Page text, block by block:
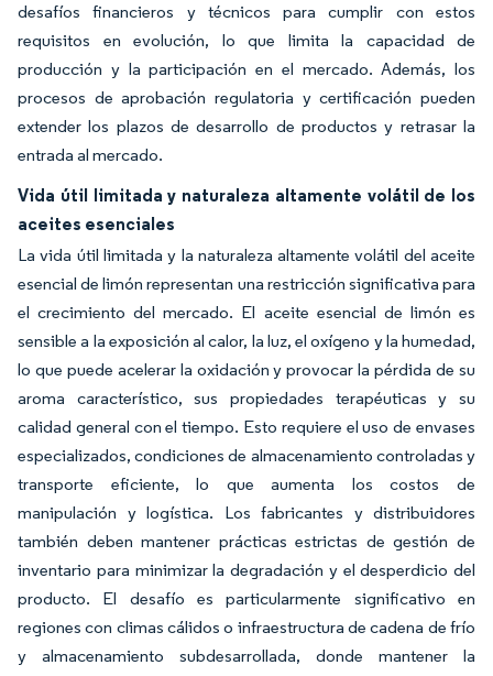
desafíos financieros y técnicos para cumplir con estos
requisitos en evolución, lo que limita la capacidad de
producción y la participación en el mercado. Además, los
procesos de aprobación regulatoria y certificación pueden
extender los plazos de desarrollo de productos y retrasar la
entrada al mercado.
Vida útil limitada y naturaleza altamente volátil de los
aceites esenciales
La vida útil limitada y la naturaleza altamente volátil del aceite
esencial de limón representan una restricción significativa para
el crecimiento del mercado. El aceite esencial de limón es
sensible a la exposición al calor, la luz, el oxígeno y la humedad,
lo que puede acelerar la oxidación y provocar la pérdida de su
aroma característico, sus propiedades terapéuticas y su
calidad general con el tiempo. Esto requiere el uso de envases
especializados, condiciones de almacenamiento controladas y
transporte eficiente, lo que aumenta los costos de
manipulación y logística. Los fabricantes y distribuidores
también deben mantener prácticas estrictas de gestión de
inventario para minimizar la degradación y el desperdicio del
producto. El desafío es particularmente significativo en
regiones con climas cálidos o infraestructura de cadena de frío
y almacenamiento subdesarrollada, donde mantener la